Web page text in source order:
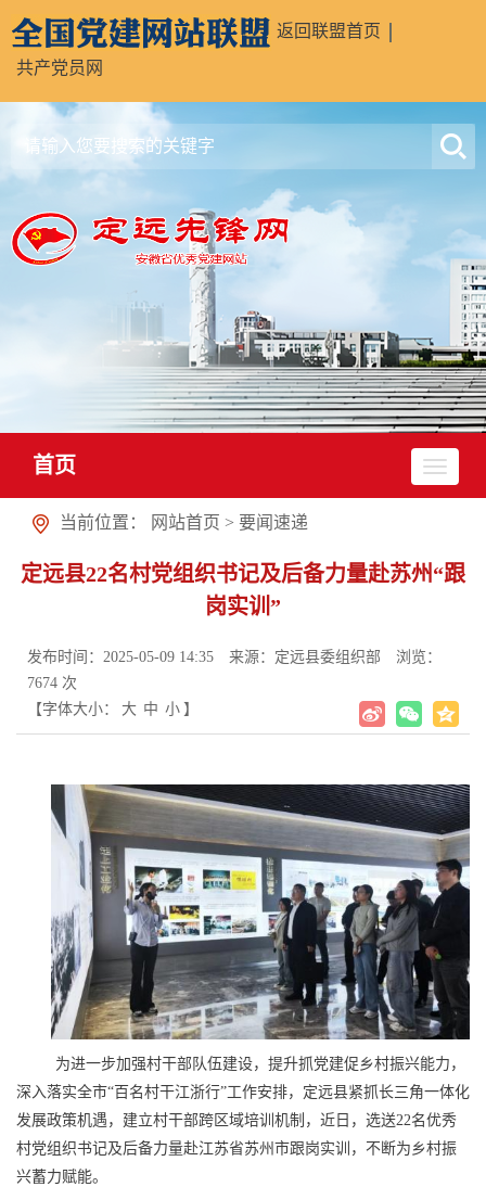
返回联盟首页
共产党员网
首页
当前位置： 网站首页 > 要闻速递
定远县22名村党组织书记及后备力量赴苏州“跟
岗实训”
发布时间：2025-05-09 14:35 来源：定远县委组织部
浏览：
7674 次
【字体大小：
大 中 小 】
为进一步加强村干部队伍建设，提升抓党建促乡村振兴能力，
深入落实全市“百名村干江浙行”工作安排，定远县紧抓长三角一体化
发展政策机遇，建立村干部跨区域培训机制，近日，选送22名优秀
村党组织书记及后备力量赴江苏省苏州市跟岗实训，不断为乡村振
兴蓄力赋能。